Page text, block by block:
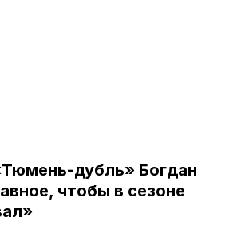
дубль» Богдан
чтобы в сезоне